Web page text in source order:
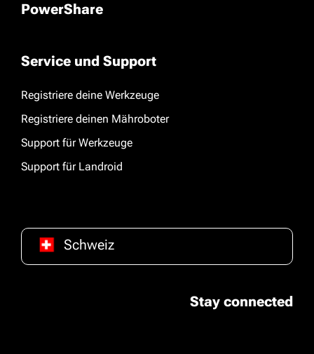
PowerShare
Service und Support
Registriere deine Werkzeuge
Registriere deinen Mähroboter
Support für Werkzeuge
Support für Landroid
Schweiz
Stay connected